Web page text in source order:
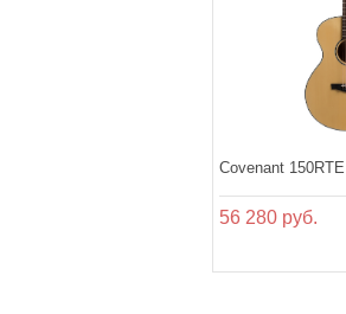
Covenant 150RTE
56 280 руб.